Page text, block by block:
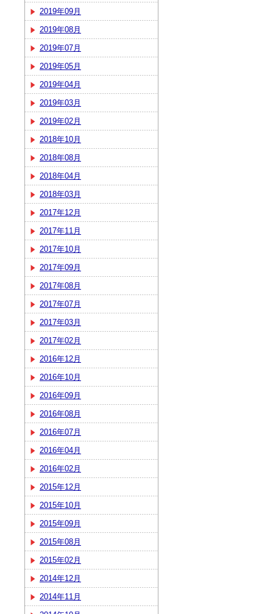
2019年09月
2019年08月
2019年07月
2019年05月
2019年04月
2019年03月
2019年02月
2018年10月
2018年08月
2018年04月
2018年03月
2017年12月
2017年11月
2017年10月
2017年09月
2017年08月
2017年07月
2017年03月
2017年02月
2016年12月
2016年10月
2016年09月
2016年08月
2016年07月
2016年04月
2016年02月
2015年12月
2015年10月
2015年09月
2015年08月
2015年02月
2014年12月
2014年11月